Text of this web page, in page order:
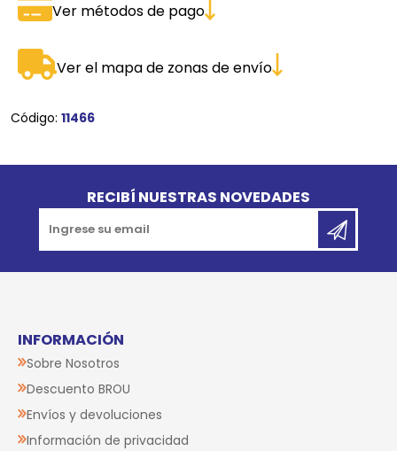
Ver métodos de pago
Ver el mapa de zonas de envío
Código: 11466
RECIBÍ NUESTRAS NOVEDADES
INFORMACIÓN
Sobre Nosotros
Descuento BROU
Envíos y devoluciones
Información de privacidad